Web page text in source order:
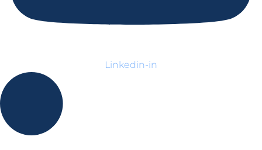
Linkedin-in